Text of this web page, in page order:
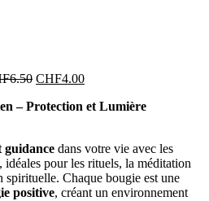
6.50 CHF4.00
– Protection et Lumière
guidance dans votre vie avec les
, idéales pour les rituels, la méditation
spirituelle. Chaque bougie est une
positive, créant un environnement